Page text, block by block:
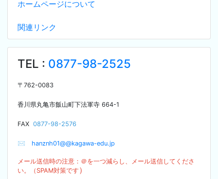
ホームページについて
関連リンク
TEL : 0877-98-2525
〒 762-0083
香川県丸亀市飯山町下法軍寺 664-1
FAX 0877-98-2576
✉ hanznh01@@kagawa-edu.jp
メール送信時の注意：＠を一つ減らし、メール送信してくださ
い。（SPAM対策です ）